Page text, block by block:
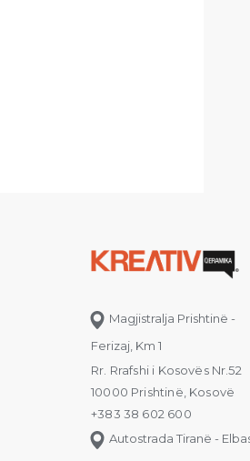
Magjistralja Prishtinë -
Ferizaj, Km 1
Rr. Rrafshi i Kosovës Nr.52
10000 Prishtinë, Kosovë
+383 38 602 600
Autostrada Tiranë -